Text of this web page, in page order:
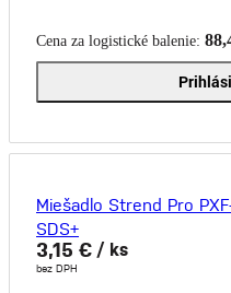
Cena za logistické balenie:
Miešadlo Strend Pro
SDS+
3,15 € / ks
bez DPH